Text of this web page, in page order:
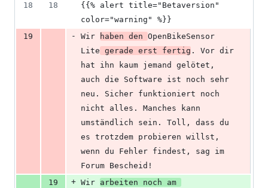
18
18
{{% alert title="Betaversion"
color="warning" %}}
19
- Wir haben den OpenBikeSensor
Lite gerade erst fertig . Vor dir
hat ihn kaum jemand gelötet,
auch die Software ist noch sehr
neu. Sicher funktioniert noch
nicht alles. Manches kann
umständlich sein. Toll, dass du
es trotzdem probieren willst,
wenn du Fehler findest, sag im
Forum Bescheid!
19
+ Wir